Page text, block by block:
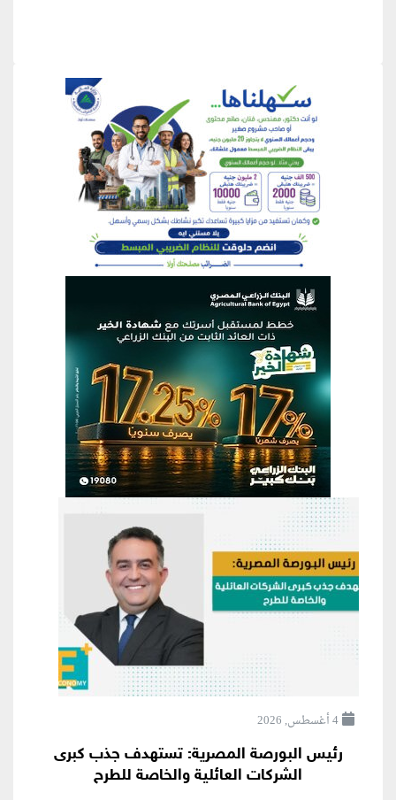
منطقة إعلانية
منطقة إعلانية
4 أغسطس, 2026
رئيس البورصة المصرية: تستهدف جذب كبرى
الشركات العائلية والخاصة للطرح